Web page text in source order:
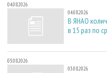
04.08.2026
04.08.2026
В ЯНАО
в 15 раз по
03.08.2026
03.08.2026